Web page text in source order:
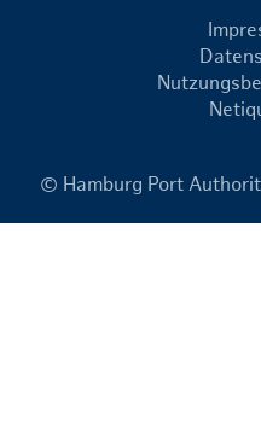
© Hamburg Port